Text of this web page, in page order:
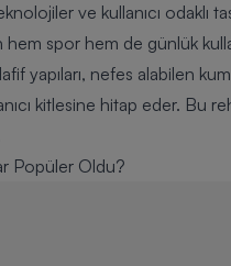
ve kullanıcı odaklı
hem spor hem de günlük
yapıları, nefes alabilen
kitlesine hitap eder. Bu
Popüler Oldu?